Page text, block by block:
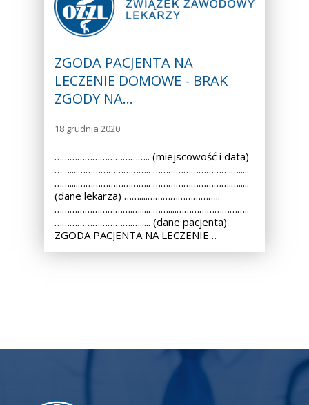
ZGODA PACJENTA NA
LECZENIE DOMOWE - BRAK
ZGODY NA…
18 grudnia 2020
……………………………….. (miejscowość i data)
……....……………………….. ………………………….….....
……....……………………….. ………………………….….....
(dane lekarza) ……....………………………..
………………………….…..... ……....………………………..
………………………….…..... (dane pacjenta)
ZGODA PACJENTA NA LECZENIE…